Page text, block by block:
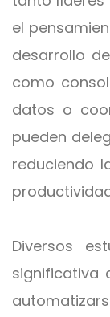
el
desarrollo
como
datos o
pueden
reduciendo
Diversos
significativa